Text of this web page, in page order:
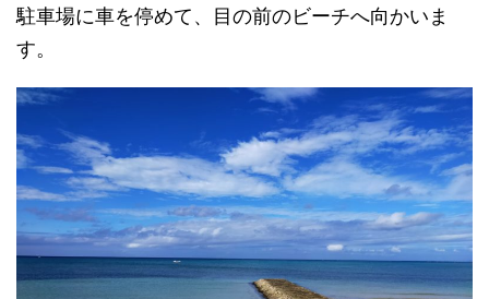
駐車場に車を停めて、目の前のビーチへ向かいま
す。